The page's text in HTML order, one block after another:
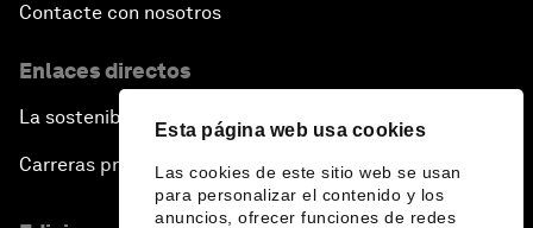
Esta página web usa cookies
Las cookies de este sitio web se usan
para personalizar el contenido y los
anuncios, ofrecer funciones de redes
Contacte con nosotros
Enlaces directos
La sostenibilidad en el Foro
Carreras profesionales